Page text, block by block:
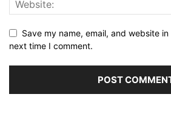
Save my name, email, and website
next time I comment.